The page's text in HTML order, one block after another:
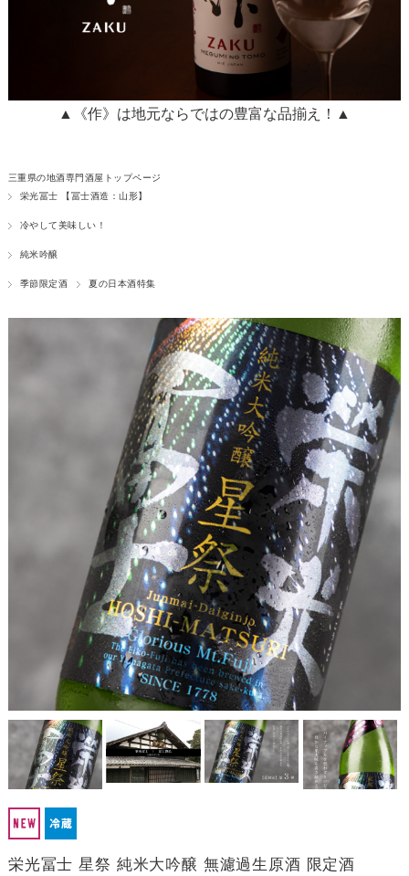
▲《作》は地元ならではの豊富な品揃え！▲
三重県の地酒専門酒屋トップページ
栄光冨士 【冨士酒造：山形】
冷やして美味しい！
純米吟醸
季節限定酒 夏の日本酒特集
栄光冨士 星祭 純米大吟醸 無濾過生原酒 限定酒